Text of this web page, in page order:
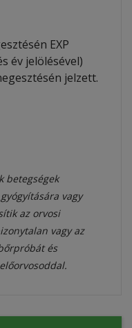
EXP
év jelölésével)
jelzett.
betegségek
vagy
az orvosi
vagy az
és